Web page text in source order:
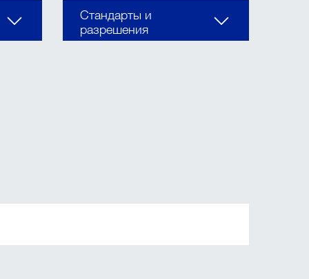
Стандарты и
разрешения